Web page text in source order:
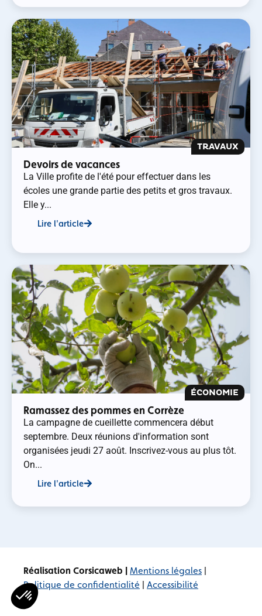
TRAVAUX
Devoirs de vacances
La Ville profite de l'été pour effectuer dans les
écoles une grande partie des petits et gros travaux.
Elle y...
Lire l'article
ÉCONOMIE
Ramassez des pommes en Corrèze
La campagne de cueillette commencera début
septembre. Deux réunions d'information sont
organisées jeudi 27 août. Inscrivez-vous au plus tôt.
On...
Lire l'article
Réalisation Corsicaweb | Mentions légales
Politique de confidentialité
Accessibilité